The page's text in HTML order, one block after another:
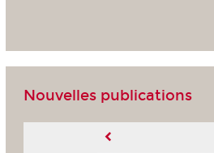
Nouvelles publications